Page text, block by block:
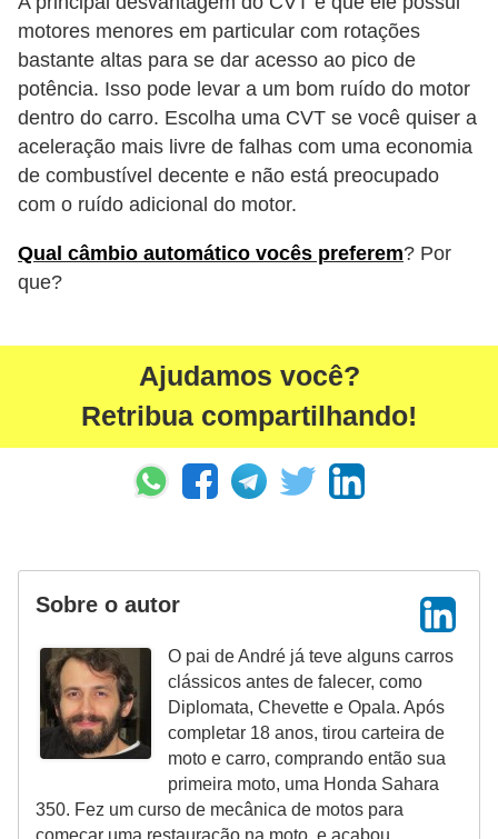
motores menores em particular com rotações
bastante altas para se dar acesso ao pico de
potência. Isso pode levar a um bom ruído do motor
dentro do carro. Escolha uma CVT se você quiser a
aceleração mais livre de falhas com uma economia
de combustível decente e não está preocupado
com o ruído adicional do motor.
Qual câmbio automático vocês preferem? Por
que?
Ajudamos você?
Retribua compartilhando!
Sobre o autor
O pai de André já teve alguns carros
clássicos antes de falecer, como
Diplomata, Chevette e Opala. Após
completar 18 anos, tirou carteira de
moto e carro, comprando então sua
primeira moto, uma Honda Sahara
350. Fez um curso de mecânica de motos para
começar uma restauração na moto, e acabou